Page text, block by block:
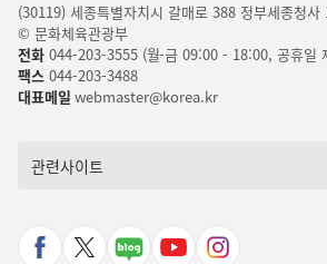
(30119) 세종특별자치시 갈매로 388 정부세종청사
© 문화체육관광부
전화044-203-3555 (월-금 09:00 - 18:00, 공휴일
팩스044-203-3488
대표메일 webmaster@korea.kr
관련사이트
페 X 네 유 인